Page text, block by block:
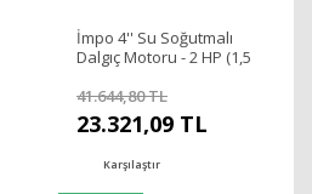
İmpo 4'' Su Soğutmalı
Dalgıç Motoru - 2 HP (1,5
41.644,80 TL
23.321,09 TL
Karşılaştır